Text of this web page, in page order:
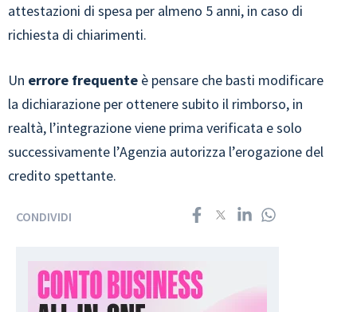
attestazioni di spesa per almeno 5 anni, in caso di
richiesta di chiarimenti.
Un errore frequente è pensare che basti modificare
la dichiarazione per ottenere subito il rimborso, in
realtà, l’integrazione viene prima verificata e solo
successivamente l’Agenzia autorizza l’erogazione del
credito spettante.
CONDIVIDI